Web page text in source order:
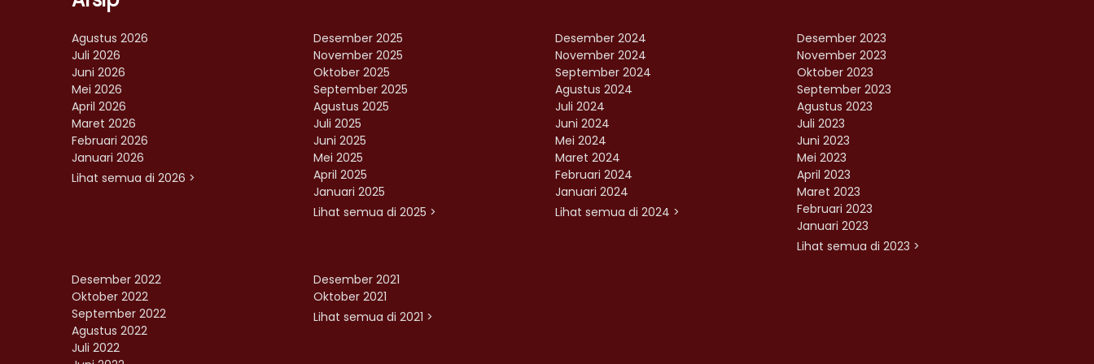
Agustus 2026
Juli 2026
Juni 2026
Mei 2026
April 2026
Maret 2026
Februari 2026
Januari 2026
Lihat semua di 2026 >
Desember 2025
November 2025
Oktober 2025
September 2025
Agustus 2025
Juli 2025
Juni 2025
Mei 2025
April 2025
Januari 2025
Lihat semua di 2025 >
Desember 2024
November 2024
September 2024
Agustus 2024
Juli 2024
Juni 2024
Mei 2024
Maret 2024
Februari 2024
Januari 2024
Lihat semua di 2024 >
Desember 2023
November 2023
Oktober 2023
September 2023
Agustus 2023
Juli 2023
Juni 2023
Mei 2023
April 2023
Maret 2023
Februari 2023
Januari 2023
Lihat semua di 2023 >
Desember 2022
Oktober 2022
September 2022
Agustus 2022
Juli 2022
Desember 2021
Oktober 2021
Lihat semua di 2021 >